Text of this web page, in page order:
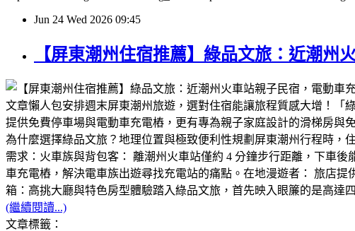
Jun 24 Wed 2026 09:45
【屏東潮州住宿推薦】綠品文旅：近潮州
文章懶人包安排週末屏東潮州旅遊，選對住宿能讓旅程質感大增！「
提供免費停車場與電動車充電樁，更有專為親子家庭設計的滑梯房與
為什麼選擇綠品文旅？地理位置與極致便利性​規劃屏東潮州行程時
需求：​火車族與背包客： 離潮州火車站僅約 4 分鐘步行距離，下車
車充電樁，解決電車族出遊尋找充電站的痛點。​在地漫遊者： 旅店
箱：高挑大廳與特色房型體驗​踏入綠品文旅，首先映入眼簾的是高達
(繼續閱讀...)
文章標籤：